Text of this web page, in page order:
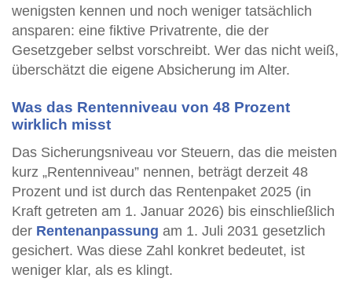
wenigsten kennen und noch weniger tatsächlich
ansparen: eine fiktive Privatrente, die der
Gesetzgeber selbst vorschreibt. Wer das nicht weiß,
überschätzt die eigene Absicherung im Alter.
Was das Rentenniveau von 48 Prozent
wirklich misst
Das Sicherungsniveau vor Steuern, das die meisten
kurz „Rentenniveau” nennen, beträgt derzeit 48
Prozent und ist durch das Rentenpaket 2025 (in
Kraft getreten am 1. Januar 2026) bis einschließlich
der Rentenanpassung am 1. Juli 2031 gesetzlich
gesichert. Was diese Zahl konkret bedeutet, ist
weniger klar, als es klingt.